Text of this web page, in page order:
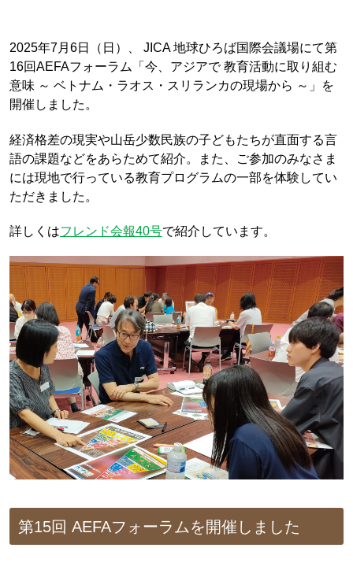
2025年7月6日（日）、 JICA 地球ひろば国際会議場にて第
16回AEFAフォーラム「今、アジアで 教育活動に取り組む
意味 ～ ベトナム・ラオス・スリランカの現場から ～」を
開催しました。
経済格差の現実や山岳少数民族の子どもたちが直面する言
語の課題などをあらためて紹介。また、ご参加のみなさま
には現地で行っている教育プログラムの一部を体験してい
ただきました。
詳しくはフレンド会報40号で紹介しています。
第15回 AEFAフォーラムを開催しました